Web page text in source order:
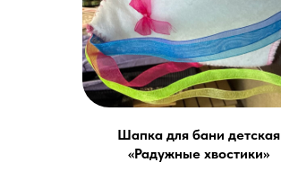
Шапка для бани детская
«Радужные хвостики»